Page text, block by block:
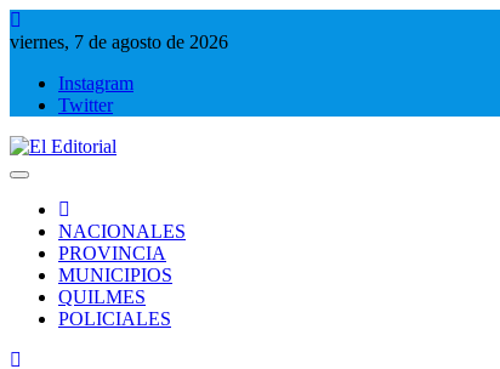
Saltar
al
viernes, 7 de agosto de 2026
Instagram
Twitter
NACIONALES
PROVINCIA
MUNICIPIOS
QUILMES
POLICIALES